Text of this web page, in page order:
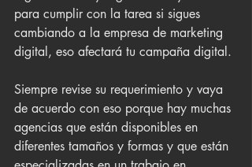
para cumplir con la tarea si sigues
cambiando a la empresa de marketing
digital, eso afectará tu campaña digital.
Siempre revise su requerimiento y vaya
de acuerdo con eso porque hay muchas
agencias que están disponibles en
diferentes tamaños y formas y que están